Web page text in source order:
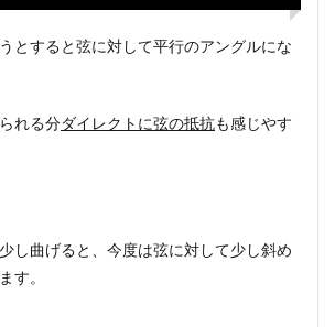
とすると弦に対して平行のアングルにな
れる分ダイレクトに弦の抵抗も感じやす
し曲げると、今度は弦に対して少し斜め
す。